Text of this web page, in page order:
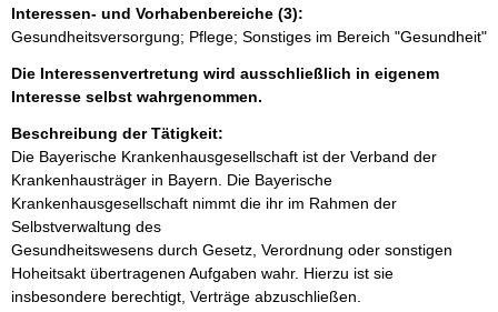
Interessen- und Vorhabenbereiche (3):
Gesundheitsversorgung; Pflege; Sonstiges im Bereich "Gesundheit"
Die Interessenvertretung wird ausschließlich in eigenem
Interesse selbst wahrgenommen.
Beschreibung der Tätigkeit:
Die Bayerische Krankenhausgesellschaft ist der Verband der
Krankenhausträger in Bayern. Die Bayerische
Krankenhausgesellschaft nimmt die ihr im Rahmen der
Selbstverwaltung des
Gesundheitswesens durch Gesetz, Verordnung oder sonstigen
Hoheitsakt übertragenen Aufgaben wahr. Hierzu ist sie
insbesondere berechtigt, Verträge abzuschließen.